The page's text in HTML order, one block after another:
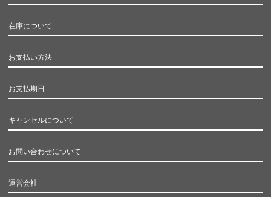
在庫について
お支払い方法
お支払期日
キャンセルについて
お問い合わせについて
運営会社